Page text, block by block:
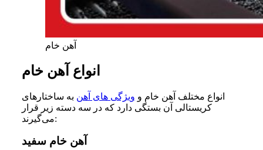
آهن خام
انواع آهن خام
انواع مختلف آهن خام و ویژگی های آهن به ساختارهای
کریستالی آن بستگی دارد که در سه دسته زیر قرار
می‌گیرند:
آهن خام سفید